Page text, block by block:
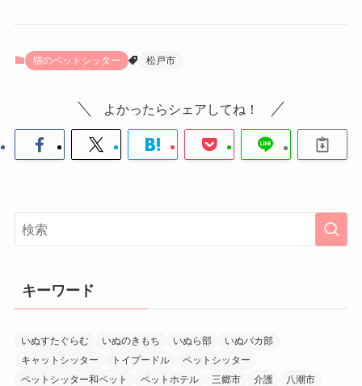
猫のペットシッター 松戸市
よかったらシェアしてね！
キーワード
いぬすたぐらむ いぬのきもち いぬら部
いぬバカ部
キャットシッター
トイプードル
ペットシッター
ペットシッター和ペット
ペットホテル 三郷市 介護
八潮市